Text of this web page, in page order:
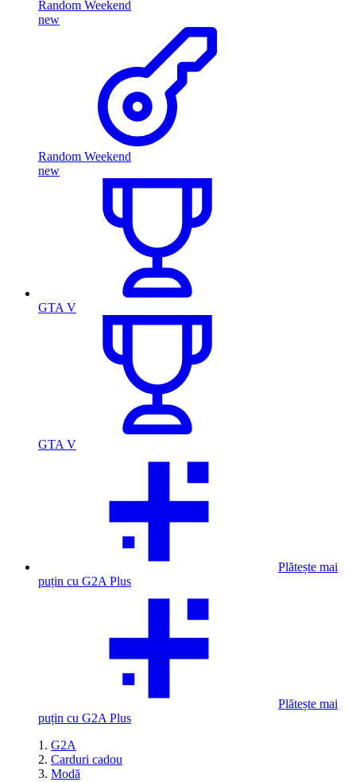
Random Weekend
new
Random Weekend
new
GTA V
GTA V
Plătește mai
puțin cu G2A Plus
Plătește mai
puțin cu G2A Plus
G2A
Carduri cadou
Modă